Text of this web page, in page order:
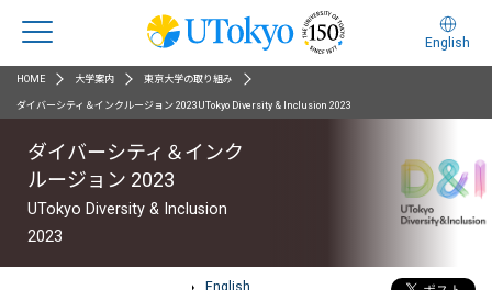
English
HOME 大学案内 東京大学の取り組み
ダイバーシティ＆インクルージョン 2023UTokyo Diversity & Inclusion 2023
ダイバーシティ＆インク
ルージョン 2023
UTokyo Diversity & Inclusion
2023
English